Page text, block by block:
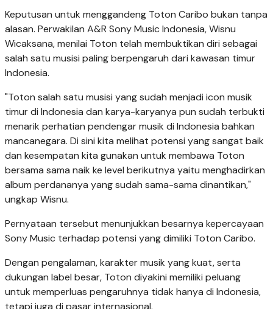
Keputusan untuk menggandeng Toton Caribo bukan tanpa
alasan. Perwakilan A&R Sony Music Indonesia, Wisnu
Wicaksana, menilai Toton telah membuktikan diri sebagai
salah satu musisi paling berpengaruh dari kawasan timur
Indonesia.
"Toton salah satu musisi yang sudah menjadi icon musik
timur di Indonesia dan karya-karyanya pun sudah terbukti
menarik perhatian pendengar musik di Indonesia bahkan
mancanegara. Di sini kita melihat potensi yang sangat baik
dan kesempatan kita gunakan untuk membawa Toton
bersama sama naik ke level berikutnya yaitu menghadirkan
album perdananya yang sudah sama-sama dinantikan,"
ungkap Wisnu.
Pernyataan tersebut menunjukkan besarnya kepercayaan
Sony Music terhadap potensi yang dimiliki Toton Caribo.
Dengan pengalaman, karakter musik yang kuat, serta
dukungan label besar, Toton diyakini memiliki peluang
untuk memperluas pengaruhnya tidak hanya di Indonesia,
tetapi juga di pasar internasional.